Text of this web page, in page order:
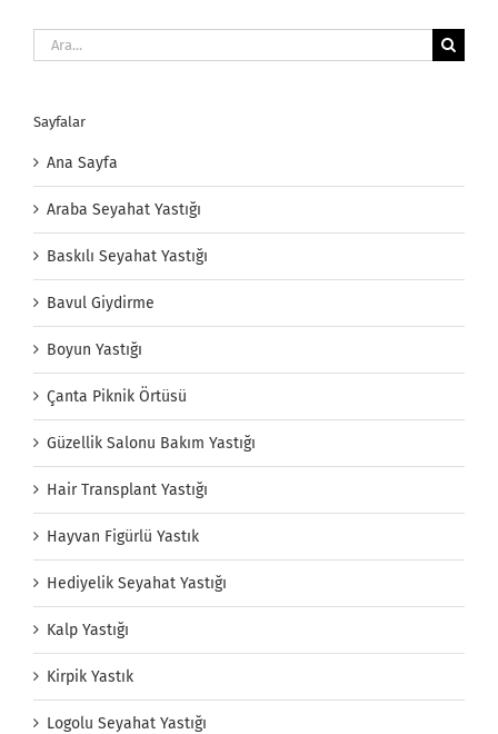
Ara:
Sayfalar
Ana Sayfa
Araba Seyahat Yastığı
Baskılı Seyahat Yastığı
Bavul Giydirme
Boyun Yastığı
Çanta Piknik Örtüsü
Güzellik Salonu Bakım Yastığı
Hair Transplant Yastığı
Hayvan Figürlü Yastık
Hediyelik Seyahat Yastığı
Kalp Yastığı
Kirpik Yastık
Logolu Seyahat Yastığı